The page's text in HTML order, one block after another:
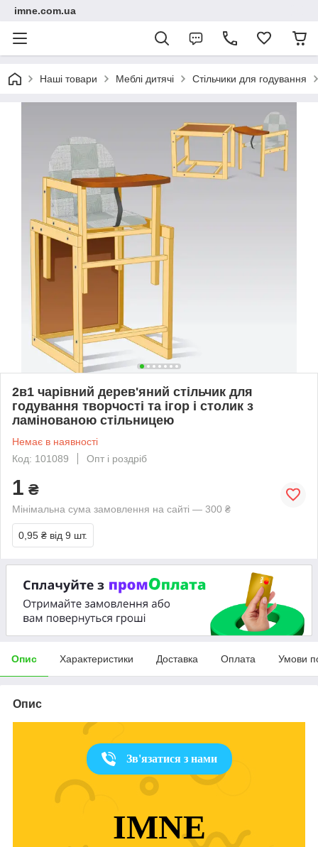
imne.com.ua
Наші товари Меблі дитячі Стільчики для годування
2в1 чарівний дерев'яний стільчик для
годування творчості та ігор і столик з
ламінованою стільницею
Немає в наявності
Код: 101089
Опт і роздріб
1 ₴
Мінімальна сума замовлення на сайті — 300 ₴
0,95 ₴ від 9 шт.
Опис Характеристики Доставка Оплата Умови
Опис
Зв'язатися з нами
IMNE